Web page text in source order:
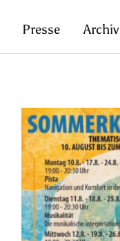
Presse Archiv